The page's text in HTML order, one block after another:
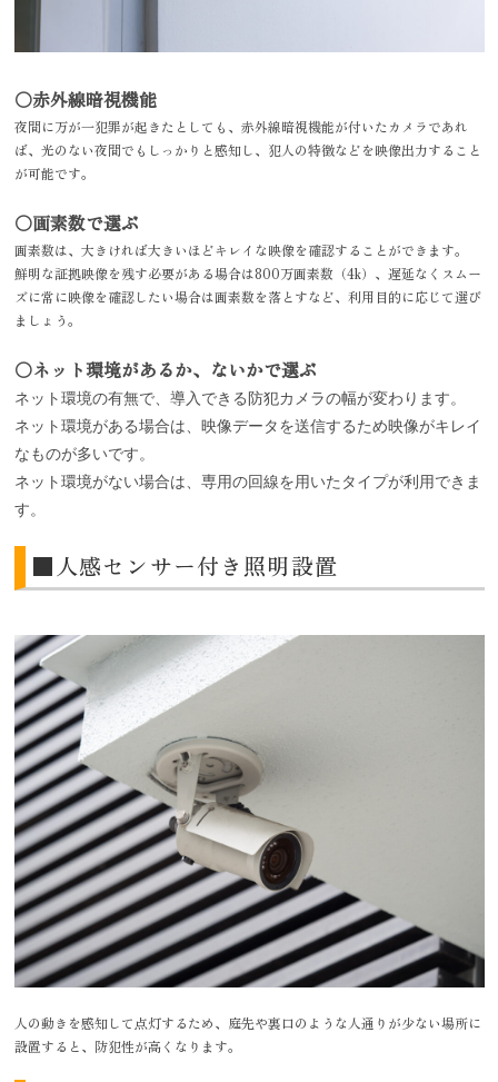
〇赤外線暗視機能
夜間に万が一犯罪が起きたとしても、赤外線暗視機能が付いたカメラであれ
ば、光のない夜間でもしっかりと感知し、犯人の特徴などを映像出力すること
が可能です。
〇画素数で選ぶ
画素数は、大きければ大きいほどキレイな映像を確認することができます。
鮮明な証拠映像を残す必要がある場合は800万画素数（4k）、遅延なくスムー
ズに常に映像を確認したい場合は画素数を落とすなど、利用目的に応じて選び
ましょう。
〇ネット環境があるか、ないかで選ぶ
ネット環境の有無で、導入できる防犯カメラの幅が変わります。
ネット環境がある場合は、映像データを送信するため映像がキレイ
なものが多いです。
ネット環境がない場合は、専用の回線を用いたタイプが利用できま
す。
■人感センサー付き照明設置
人の動きを感知して点灯するため、庭先や裏口のような人通りが少ない場所に
設置すると、防犯性が高くなります。